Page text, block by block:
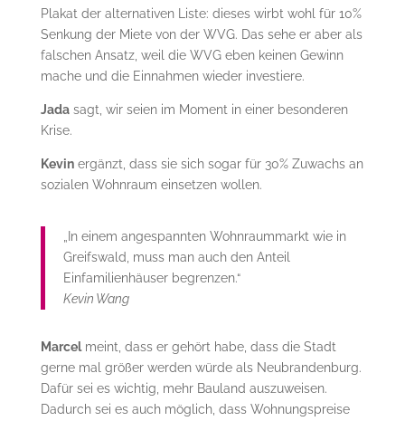
Plakat der alternativen Liste: dieses wirbt wohl für 10%
Senkung der Miete von der WVG. Das sehe er aber als
falschen Ansatz, weil die WVG eben keinen Gewinn
mache und die Einnahmen wieder investiere.
Jadasagt, wir seien im Moment in einer besonderen
Krise.
Kevinergänzt, dass sie sich sogar für 30% Zuwachs an
sozialen Wohnraum einsetzen wollen.
„In einem angespannten Wohnraummarkt wie in
Greifswald, muss man auch den Anteil
Einfamilienhäuser begrenzen.“
Kevin Wang
Marcelmeint, dass er gehört habe, dass die Stadt
gerne mal größer werden würde als Neubrandenburg.
Dafür sei es wichtig, mehr Bauland auszuweisen.
Dadurch sei es auch möglich, dass Wohnungspreise